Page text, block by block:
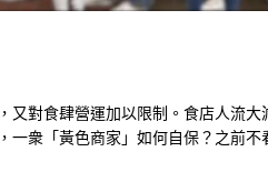
又對食肆營運加以限制。食店人流
一衆「黃色商家」如何自保？之前